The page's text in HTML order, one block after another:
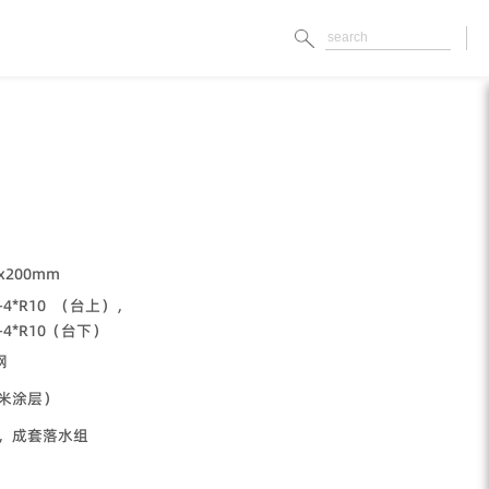
（台上），
（台下）
涂层）
成套落水组